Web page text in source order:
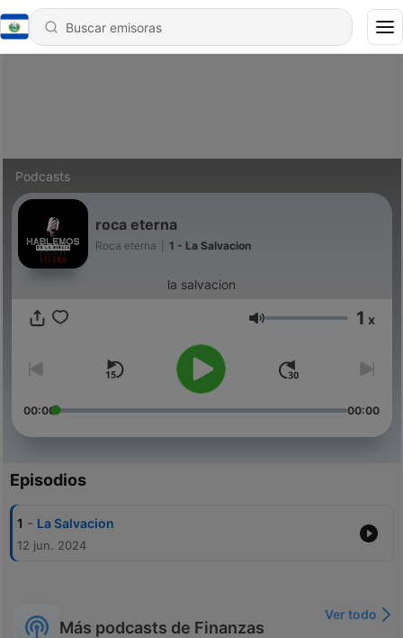
Podcasts
roca eterna
Roca eterna 1 - La Salvacion
la salvacion
Volumen 1 x
00:00 00:00
Episodios
1 - La Salvacion
12 jun. 2024
Más podcasts de Finanzas
Ver todo